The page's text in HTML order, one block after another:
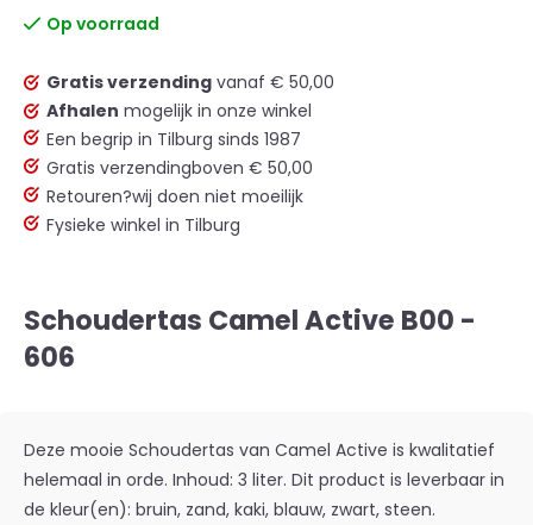
Op voorraad
Gratis verzending vanaf € 50,00
Afhalen mogelijk in onze winkel
Een begrip in Tilburg sinds 1987
Gratis verzendingboven € 50,00
Retouren?wij doen niet moeilijk
Fysieke winkel in Tilburg
Schoudertas Camel Active B00 -
606
Deze mooie Schoudertas van Camel Active is kwalitatief
helemaal in orde. Inhoud: 3 liter. Dit product is leverbaar in
de kleur(en): bruin, zand, kaki, blauw, zwart, steen.